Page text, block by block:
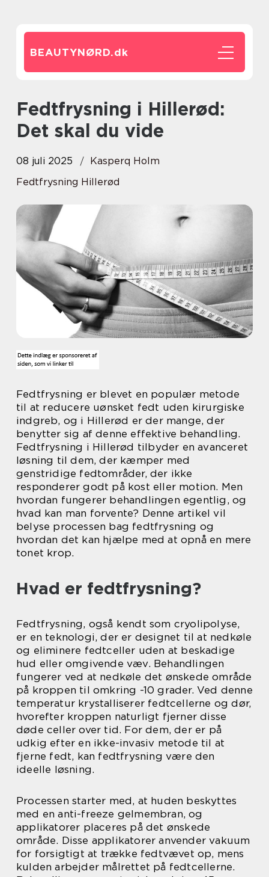
BEAUTYNØRD.dk
Fedtfrysning i Hillerød:
Det skal du vide
08 juli 2025
Kasperq Holm
Fedtfrysning Hillerød
Fedtfrysning er blevet en populær metode
til at reducere uønsket fedt uden kirurgiske
indgreb, og i Hillerød er der mange, der
benytter sig af denne effektive behandling.
Fedtfrysning i Hillerød tilbyder en avanceret
løsning til dem, der kæmper med
genstridige fedtområder, der ikke
responderer godt på kost eller motion. Men
hvordan fungerer behandlingen egentlig, og
hvad kan man forvente? Denne artikel vil
belyse processen bag fedtfrysning og
hvordan det kan hjælpe med at opnå en mere
tonet krop.
Hvad er fedtfrysning?
Fedtfrysning, også kendt som cryolipolyse,
er en teknologi, der er designet til at nedkøle
og eliminere fedtceller uden at beskadige
hud eller omgivende væv. Behandlingen
fungerer ved at nedkøle det ønskede område
på kroppen til omkring -10 grader. Ved denne
temperatur krystalliserer fedtcellerne og dør,
hvorefter kroppen naturligt fjerner disse
døde celler over tid. For dem, der er på
udkig efter en ikke-invasiv metode til at
fjerne fedt, kan fedtfrysning være den
ideelle løsning.
Processen starter med, at huden beskyttes
med en anti-freeze gelmembran, og
applikatorer placeres på det ønskede
område. Disse applikatorer anvender vakuum
for forsigtigt at trække fedtvævet op, mens
kulden arbejder målrettet på fedtcellerne.